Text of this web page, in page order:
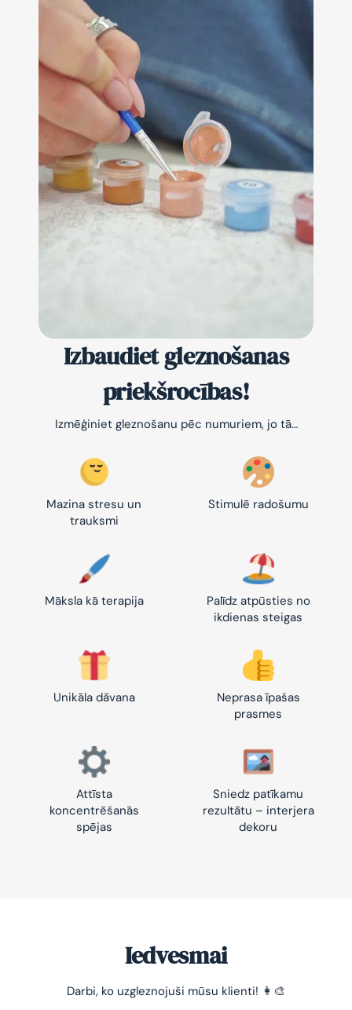
Izbaudiet gleznošanas
priekšrocības!
Izmēģiniet gleznošanu pēc numuriem, jo tā…
Mazina stresu un
trauksmi
Stimulē radošumu
Māksla kā terapija
Palīdz atpūsties no
ikdienas steigas
Unikāla dāvana
Neprasa īpašas
prasmes
Attīsta
koncentrēšanās
spējas
Sniedz patīkamu
rezultātu – interjera
dekoru
Iedvesmai
Darbi, ko uzgleznojuši mūsu klienti! 👩‍🎨